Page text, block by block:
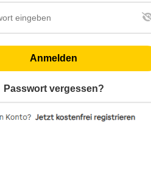
Anmelden
Passwort vergessen?